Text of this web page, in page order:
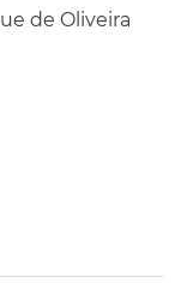
de Oliveira